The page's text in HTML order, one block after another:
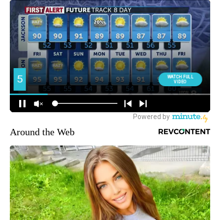
Around the Web